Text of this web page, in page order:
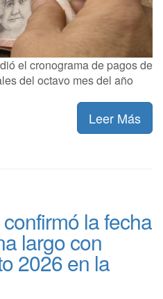
el cronograma de pagos de
del octavo mes del año
Leer Más
la fecha
largo con
2026 en la